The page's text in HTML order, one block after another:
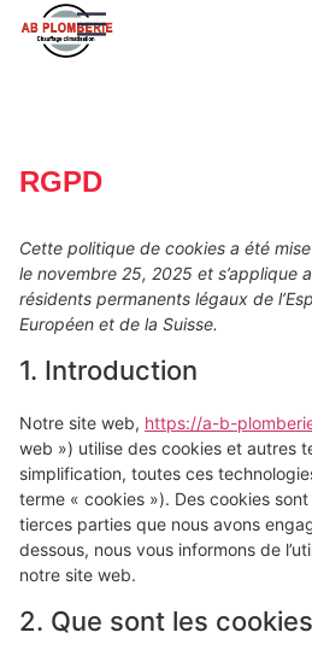
RGPD
Cette politique de cookies a été
le novembre 25, 2025 et s’applique
résidents permanents légaux de
Européen et de la Suisse.
1. Introduction
Notre site web, https://a-b-
web ») utilise des cookies et autres
simplification, toutes ces
terme « cookies »). Des cookies
tierces parties que nous avons
dessous, nous vous informons de
notre site web.
2. Que sont les